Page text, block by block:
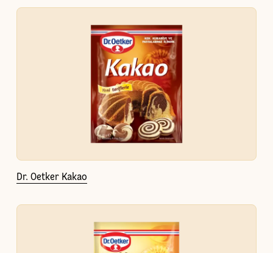
Dr. Oetker Kakao